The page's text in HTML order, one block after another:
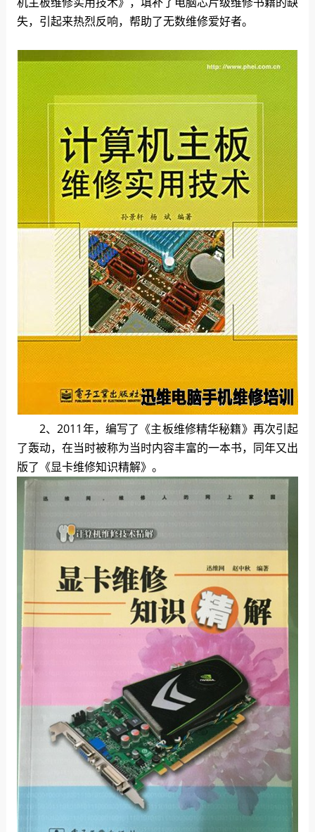
失，引起来热烈反响，帮助了无数维修爱好者。
2、2011年，编写了《主板维修精华秘籍》再次引起
了轰动，在当时被称为当时内容丰富的一本书，同年又出
版了《显卡维修知识精解》。